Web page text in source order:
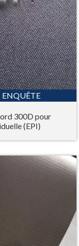
ENQUÊTE
300D pour
(EPI)